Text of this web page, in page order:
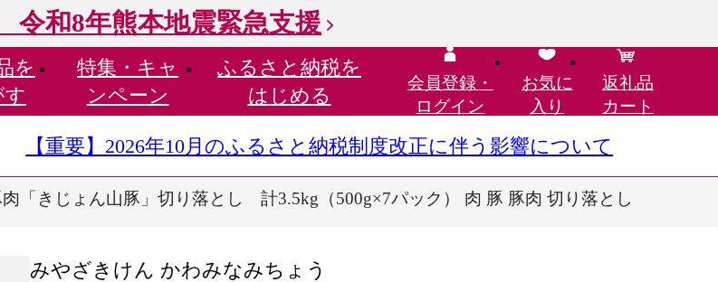
令和8年熊本地震緊急支援
を
す
特集・ キャ
ンペーン
ふるさと納税を
はじめる
会員登録・
ログイン
お気に
入り
返礼品
カート
【重要】2026年10月のふるさと納税制度改正に伴う影響について
肉「きじょん山豚」切り落とし 計3.5kg（500g×7パック） 肉 豚 豚肉 切り落とし
みやざきけん かわみなみちょう